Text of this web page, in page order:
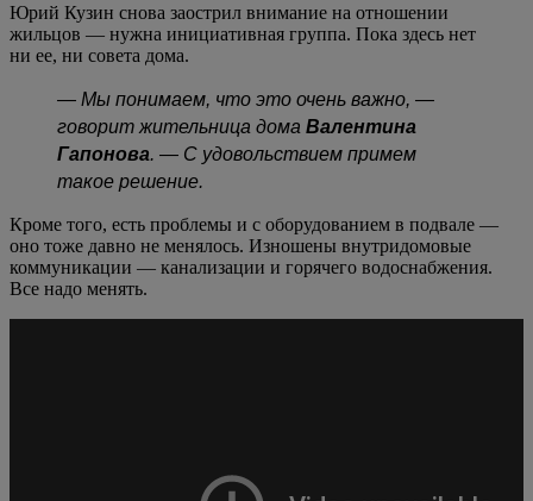
Юрий Кузин снова заострил внимание на отношении
жильцов — нужна инициативная группа. Пока здесь нет
ни ее, ни совета дома.
— Мы понимаем, что это очень важно, —
говорит жительница дома Валентина
Гапонова. — С удовольствием примем
такое решение.
Кроме того, есть проблемы и с оборудованием в подвале —
оно тоже давно не менялось. Изношены внутридомовые
коммуникации — канализации и горячего водоснабжения.
Все надо менять.